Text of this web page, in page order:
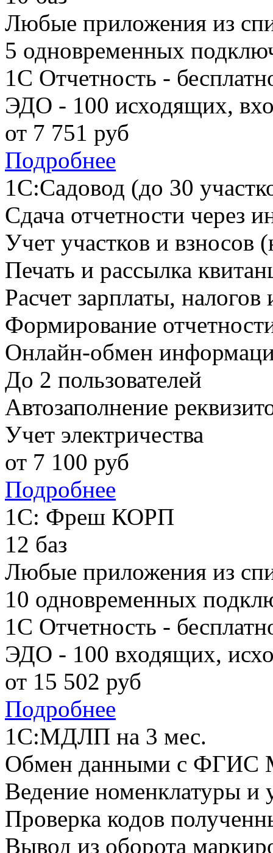
Любые приложения из
5 одновременных
1С Отчетность -
ЭДО - 100 исходящих,
от 7 751 руб
Подробнее
1С:Садовод (до 30
Сдача отчетности через
Учет участков и взносов
Печать и рассылка
Расчет зарплаты, налогов
Формирование
Онлайн-обмен
До 2 пользователей
Автозаполнение
Учет электричества
от 7 100 руб
Подробнее
1С: Фреш КОРП
12 баз
Любые приложения из
10 одновременных
1С Отчетность -
ЭДО - 100 входящих,
от 15 502 руб
Подробнее
1С:МДЛП на 3 мес.
Обмен данными с
Ведение номенклатуры и
Проверка кодов
Вывод из оборота